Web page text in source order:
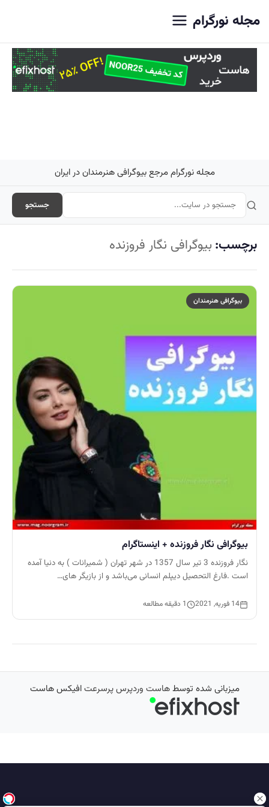
مجله نورگرام
مجله نورگرام مرجع بیوگرافی هنرمندان در ایران
جستجو
برچسب: بیوگرافی نگار فروزنده
بیوگرافی هنرمندان
بیوگرافی نگار فروزنده + اینستاگرام
نگار فروزنده 3 تیر سال 1357 در شهر تهران ( شمیرانات ) به دنیا آمده
است .فارغ التحصیل دیپلم انسانی می‌باشد و از بازیگر های…
14 فوریه, 2021 1 دقیقه مطالعه
میزبانی شده توسطهاست وردپرس پرسرعتافیکس هاست